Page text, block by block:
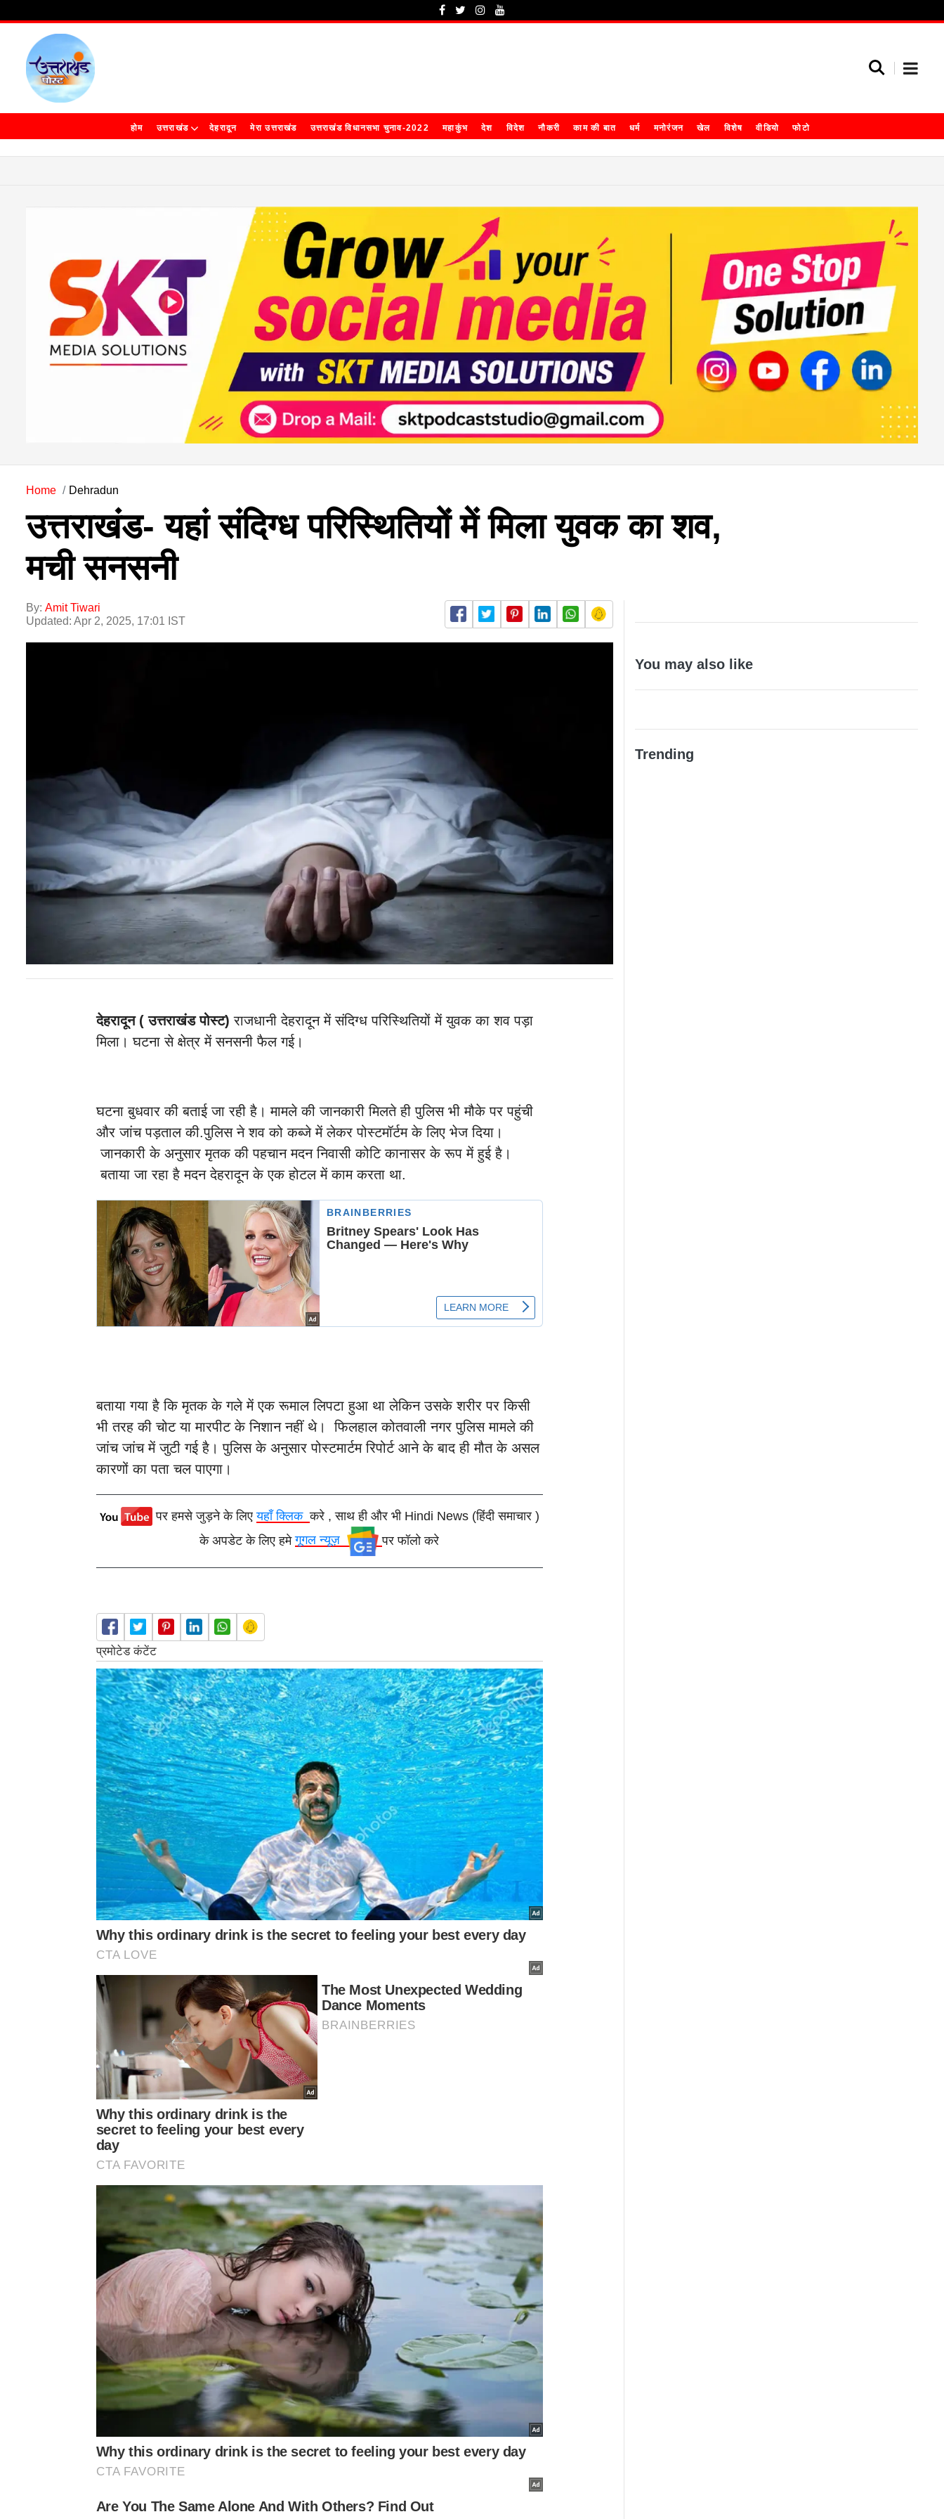
होम उत्तराखंड देहरादून मेरा उत्तराखंड उत्तराखंड विधानसभा चुनाव-2022 महाकुंभ देश विदेश नौकरी काम की बात धर्म मनोरंजन खेल विशेष वीडियो फोटो
Home Dehradun
उत्तराखंड- यहां संदिग्ध परिस्थितियों में मिला युवक का शव,
मची सनसनी
By: Amit Tiwari
Updated: Apr 2, 2025, 17:01 IST
देहरादून ( उत्तराखंड पोस्ट) राजधानी देहरादून में संदिग्ध परिस्थितियों में युवक का शव पड़ा
मिला। घटना से क्षेत्र में सनसनी फैल गई।
घटना बुधवार की बताई जा रही है। मामले की जानकारी मिलते ही पुलिस भी मौके पर पहुंची
और जांच पड़ताल की.पुलिस ने शव को कब्जे में लेकर पोस्टमॉर्टम के लिए भेज दिया।
जानकारी के अनुसार मृतक की पहचान मदन निवासी कोटि कानासर के रूप में हुई है।
बताया जा रहा है मदन देहरादून के एक होटल में काम करता था.
बताया गया है कि मृतक के गले में एक रूमाल लिपटा हुआ था लेकिन उसके शरीर पर किसी
भी तरह की चोट या मारपीट के निशान नहीं थे।
फिलहाल कोतवाली नगर पुलिस मामले की
जांच जांच में जुटी गई है। पुलिस के अनुसार पोस्टमार्टम रिपोर्ट आने के बाद ही मौत के असल
कारणों का पता चल पाएगा।
पर हमसे जुड़ने के लिएयहाँ क्लिककरे , साथ ही और भी Hindi News (हिंदी समाचार )
के अपडेट के लिए हमेगूगल न्यूज़ पर फॉलो करे
You may also like
Trending